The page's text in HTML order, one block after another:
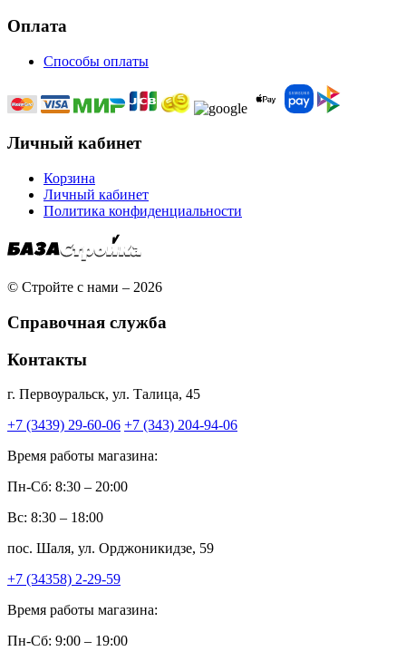
Оплата
Способы оплаты
Личный кабинет
Корзина
Личный кабинет
Политика конфиденциальности
© Стройте с нами – 2026
Справочная служба
Контакты
г. Первоуральск, ул. Талица, 45
+7 (3439) 29-60-06 +7 (343) 204-94-06
Время работы магазина:
Пн-Сб: 8:30 – 20:00
Вс: 8:30 – 18:00
пос. Шаля, ул. Орджоникидзе, 59
+7 (34358) 2-29-59
Время работы магазина:
Пн-Сб: 9:00 – 19:00